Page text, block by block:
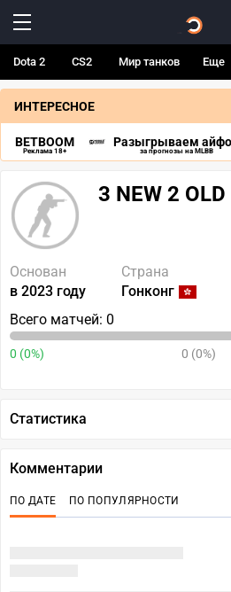
Dota 2 CS2 Мир танков Еще
ИНТЕРЕСНОЕ
BETBOOM
Реклама 18+
Разыгрываем
за прогнозы на MLBB
3 NEW 2
Основан
в 2023 году
Страна
Гонконг
Всего матчей: 0
0 (0%) 0 (0%)
Статистика
Комментарии
ПО ДАТЕ ПО ПОПУЛЯРНОСТИ